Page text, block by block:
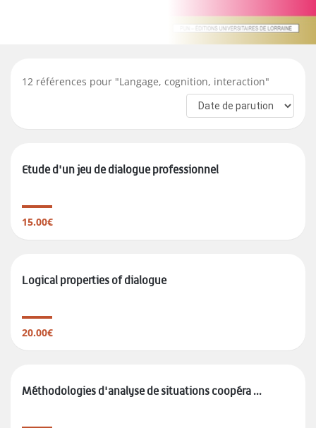
12 références pour "Langage, cognition, interaction"
Etude d'un jeu de dialogue professionnel
15.00€
Logical properties of dialogue
20.00€
Méthodologies d'analyse de situations coopéra ...